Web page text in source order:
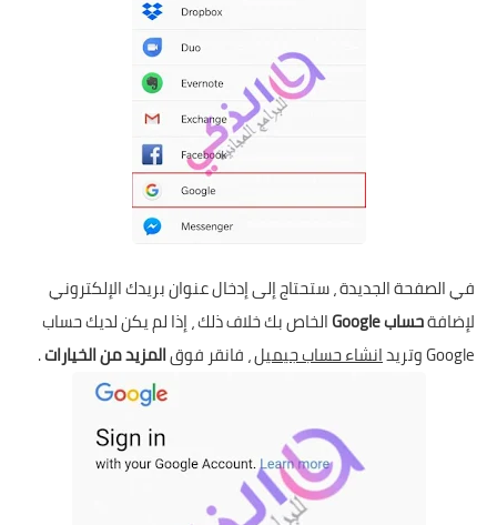
في الصفحة الجديدة ، ستحتاج إلى إدخال عنوان بريدك الإلكتروني
لإضافةحساب Google
الخاص بك خلاف ذلك ، إذا لم يكن لديك حساب
Google وتريد
انشاء حساب جيميل، فانقر فوقالمزيد من الخيارات.